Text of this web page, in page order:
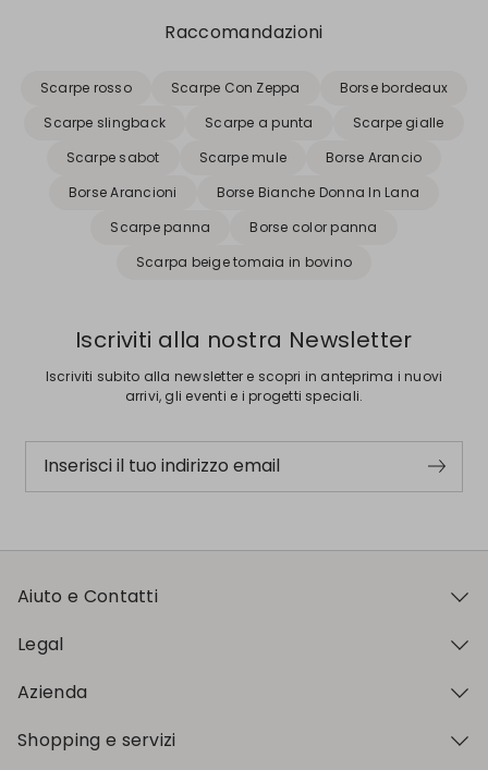
Raccomandazioni
Scarpe rosso Scarpe Con Zeppa
Borse bordeaux
Scarpe slingback
Scarpe a punta
Scarpe gialle
Scarpe sabot
Scarpe mule
Borse Arancio
Borse Arancioni
Borse Bianche Donna In Lana
Scarpe panna
Borse color panna
Scarpa beige tomaia in bovino
Iscriviti alla nostra Newsletter
Iscriviti subito alla newsletter e scopri in anteprima i nuovi
arrivi, gli eventi e i progetti speciali.
Inserisci il tuo indirizzo email
Aiuto e Contatti
Legal
Azienda
Shopping e servizi